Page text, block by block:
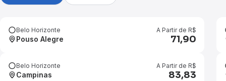
Belo Horizonte
Pouso Alegre
A Partir de R$
71,90
Belo Horizonte
Campinas
A Partir de R$
83,83